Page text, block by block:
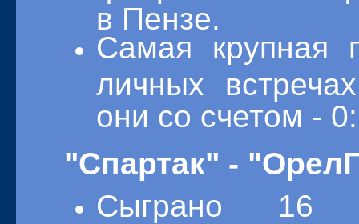
в Пензе.
Самая крупная
личных
они со счетом -
"Спартак" -
Сыграно 16